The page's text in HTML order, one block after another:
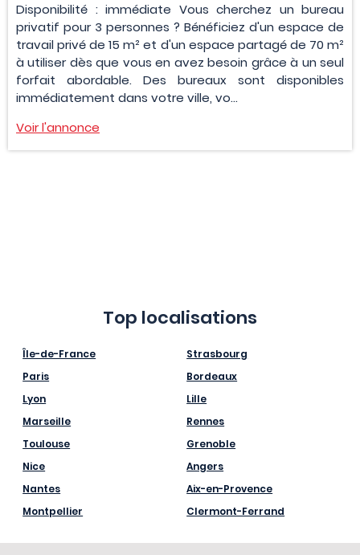
Disponibilité : immédiate Vous cherchez un bureau
privatif pour 3 personnes ? Bénéficiez d'un espace de
travail privé de 15 m² et d'un espace partagé de 70 m²
à utiliser dès que vous en avez besoin grâce à un seul
forfait abordable. Des bureaux sont disponibles
immédiatement dans votre ville, vo...
Voir l'annonce
Top localisations
Île-de-France
Paris
Lyon
Marseille
Toulouse
Nice
Nantes
Montpellier
Strasbourg
Bordeaux
Lille
Rennes
Grenoble
Angers
Aix-en-Provence
Clermont-Ferrand